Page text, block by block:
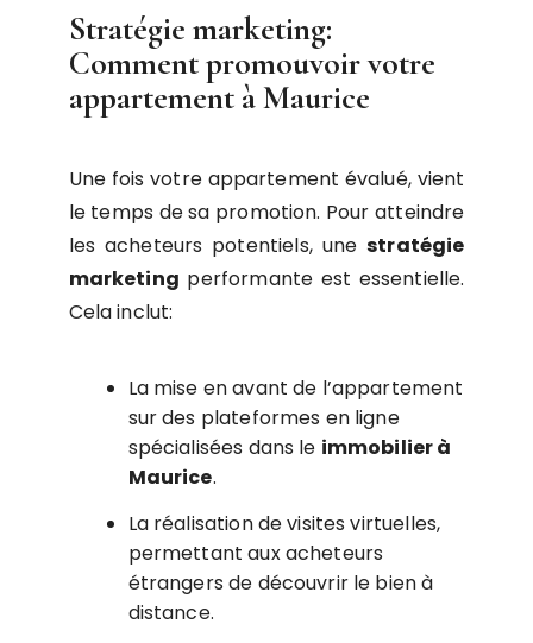
Stratégie marketing:
Comment promouvoir votre
appartement à Maurice
Une fois votre appartement évalué, vient
le temps de sa promotion. Pour atteindre
les acheteurs potentiels, unestratégie
marketing performante est essentielle.
Cela inclut:
La mise en avant de l’appartement
sur des plateformes en ligne
spécialisées dans le immobilier à
Maurice.
La réalisation de visites virtuelles,
permettant aux acheteurs
étrangers de découvrir le bien à
distance.